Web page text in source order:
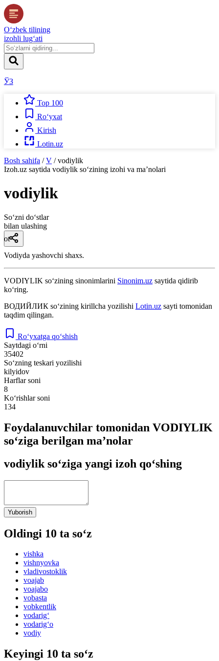
O‘zbek tilining
izohli lug‘ati
ЎЗ
Top 100
Ro‘yxat
Kirish
Lotin.uz
Bosh sahifa / V / vodiylik
Izoh.uz saytida vodiylik so‘zining izohi va ma’nolari
vodiylik
So‘zni do‘stlar
bilan ulashing
ot
Vodiyda yashovchi shaxs.
VODIYLIK so‘zining sinonimlarini Sinonim.uz saytida qidirib
ko‘ring.
ВОДИЙЛИК so‘zining kirillcha yozilishi Lotin.uz sayti tomonidan
taqdim qilingan.
Ro‘yxatga qo‘shish
Saytdagi o‘rni
35402
So‘zning teskari yozilishi
kilyidov
Harflar soni
8
Ko‘rishlar soni
134
Foydalanuvchilar tomonidan VODIYLIK
so‘ziga berilgan ma’nolar
vodiylik so‘ziga yangi izoh qo‘shing
Yuborish
Oldingi 10 ta so‘z
vishka
vishnyovka
vladivostoklik
voajab
voajabo
vobasta
vobkentlik
vodarig‘
vodarig‘o
vodiy
Keyingi 10 ta so‘z